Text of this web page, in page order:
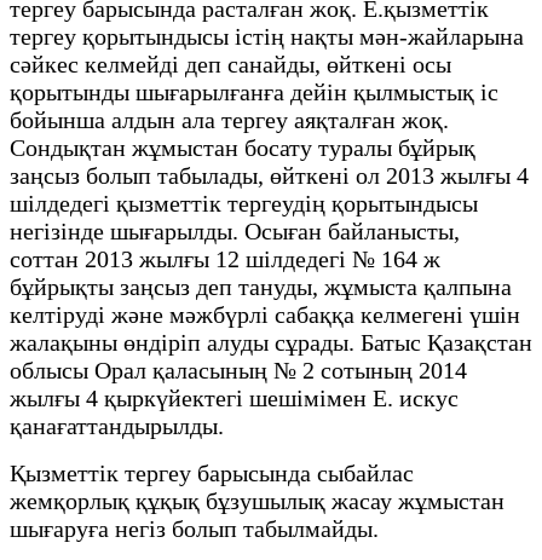
тергеу барысында расталған жоқ. Е.қызметтік
тергеу қорытындысы істің нақты мән-жайларына
сәйкес келмейді деп санайды, өйткені осы
қорытынды шығарылғанға дейін қылмыстық іс
бойынша алдын ала тергеу аяқталған жоқ.
Сондықтан жұмыстан босату туралы бұйрық
заңсыз болып табылады, өйткені ол 2013 жылғы 4
шілдедегі қызметтік тергеудің қорытындысы
негізінде шығарылды. Осыған байланысты,
соттан 2013 жылғы 12 шілдедегі № 164 ж
бұйрықты заңсыз деп тануды, жұмыста қалпына
келтіруді және мәжбүрлі сабаққа келмегені үшін
жалақыны өндіріп алуды сұрады. Батыс Қазақстан
облысы Орал қаласының № 2 сотының 2014
жылғы 4 қыркүйектегі шешімімен Е. искус
қанағаттандырылды.
Қызметтік тергеу барысында сыбайлас
жемқорлық құқық бұзушылық жасау жұмыстан
шығаруға негіз болып табылмайды.